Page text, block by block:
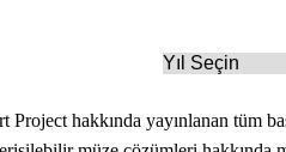
hakkında yayınlanan tüm